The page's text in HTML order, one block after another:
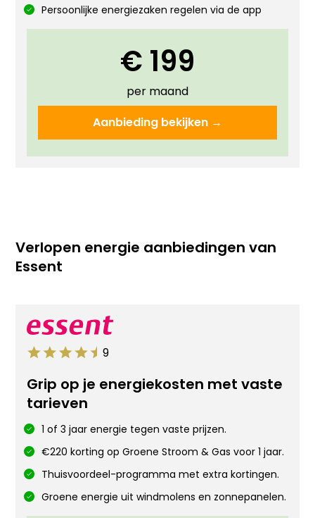
Persoonlijke energiezaken regelen via de app
€ 199
per maand
Aanbieding bekijken →
Verlopen energie aanbiedingen van
Essent
9
Grip op je energiekosten met vaste
tarieven
1 of 3 jaar energie tegen vaste prijzen.
€220 korting op Groene Stroom & Gas voor 1 jaar.
Thuisvoordeel-programma met extra kortingen.
Groene energie uit windmolens en zonnepanelen.